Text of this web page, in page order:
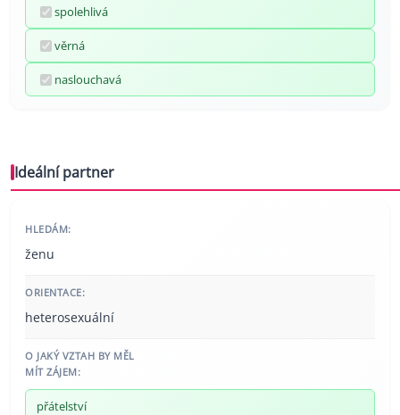
spolehlivá
věrná
naslouchavá
Ideální partner
HLEDÁM:
ženu
ORIENTACE:
heterosexuální
O JAKÝ VZTAH BY MĚL
MÍT ZÁJEM:
přátelství